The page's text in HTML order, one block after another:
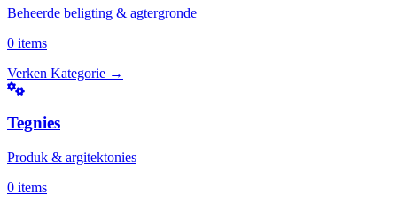
Beheerde beligting & agtergronde
0 items
Verken Kategorie →
Tegnies
Produk & argitektonies
0 items